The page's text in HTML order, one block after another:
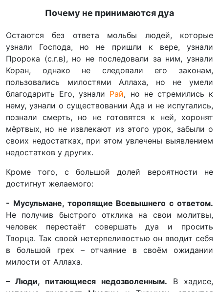
Почему не принимаются дуа
Остаются без ответа мольбы людей, которые
узнали Господа, но не пришли к вере, узнали
Пророка (с.г.в), но не последовали за ним, узнали
Коран, однако не следовали его законам,
пользовались милостями Аллаха, но не умели
благодарить Его, узнали Рай, но не стремились к
нему, узнали о существовании Ада и не испугались,
познали смерть, но не готовятся к ней, хоронят
мёртвых, но не извлекают из этого урок, забыли о
своих недостатках, при этом увлечены выявлением
недостатков у других.
Кроме того, с большой долей вероятности не
достигнут желаемого:
- Мусульмане, торопящие Всевышнего с ответом.
Не получив быстрого отклика на свои молитвы,
человек перестаёт совершать дуа и просить
Творца. Так своей нетерпеливостью он вводит себя
в большой грех – отчаяние в своём ожидании
милости от Аллаха.
– Люди, питающиеся недозволенным. В хадисе,